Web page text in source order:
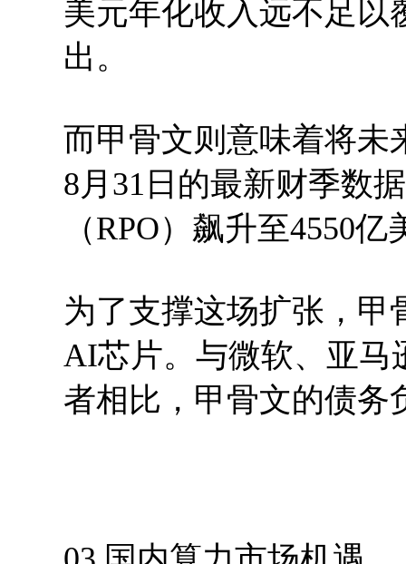
美元年化收入远不足以
出。
而甲骨文则意味着将未
8月31日的最新财季数
（RPO）飙升至4550
为了支撑这场扩张，甲
AI芯片。与微软、亚马
者相比，甲骨文的债务